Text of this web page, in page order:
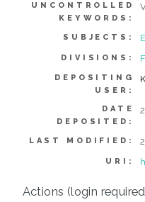
UNCONTROLLED
KEYWORDS:
SUBJECTS:
DIVISIONS:
DEPOSITING
USER:
DATE
DEPOSITED:
LAST MODIFIED:
URI:
Actions (login